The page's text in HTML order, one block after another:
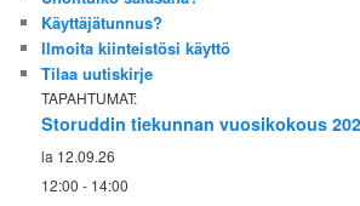
Käyttäjätunnus?
Ilmoita kiinteistösi käyttö
Tilaa uutiskirje
TAPAHTUMAT:
Storuddin tiekunnan vuosikokous
la 12.09.26
12:00 - 14:00